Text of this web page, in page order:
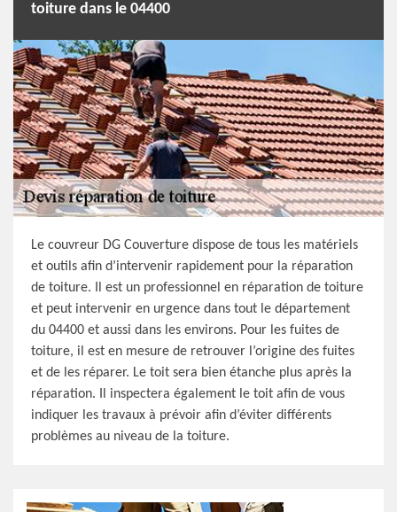
toiture dans le 04400
Le couvreur DG Couverture dispose de tous les matériels
et outils afin d’intervenir rapidement pour la réparation
de toiture. Il est un professionnel en réparation de toiture
et peut intervenir en urgence dans tout le département
du 04400 et aussi dans les environs. Pour les fuites de
toiture, il est en mesure de retrouver l’origine des fuites
et de les réparer. Le toit sera bien étanche plus après la
réparation. Il inspectera également le toit afin de vous
indiquer les travaux à prévoir afin d’éviter différents
problèmes au niveau de la toiture.